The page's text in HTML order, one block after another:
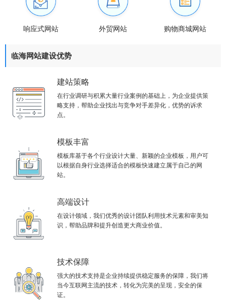
响应式网站 外贸网站 购物商城网站
临海网站建设优势
建站策略
在行业调研与积累大量行业案例的基础上，为企业提供策
略支持，帮助企业找出与竞争对手差异化，优势的诉求
点。
模板丰富
模板库基于各个行业设计大量、新颖的企业模板，用户可
以根据自身行业选择适合的模板快速建立属于自己的网
站。
高端设计
在设计领域，我们优秀的设计团队利用技术元素和审美知
识，帮助品牌和提升创造更大商业价值。
技术保障
强大的技术支持是企业持续提供稳定服务的保障，我们将
当今互联网主流的技术，转化为完美的呈现，安全的保
证。